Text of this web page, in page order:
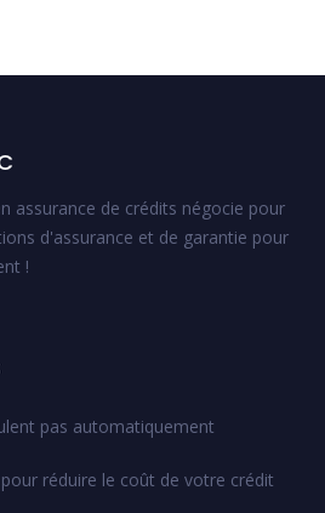
assurance de crédits négocie pour
d'assurance et de garantie pour
!
pas automatiquement
réduire le coût de votre crédit